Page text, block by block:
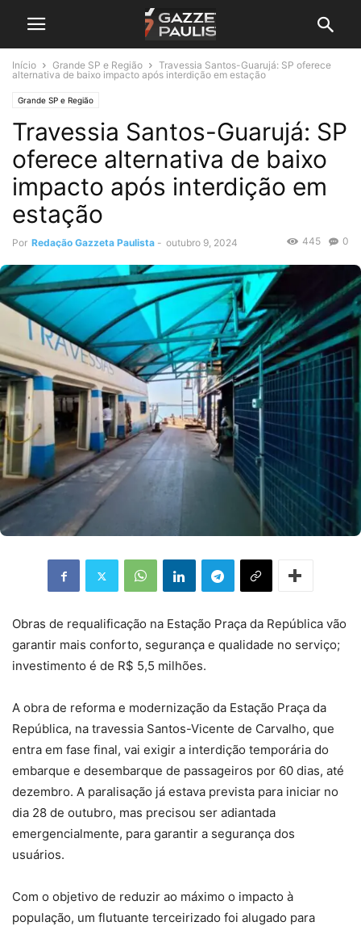
Início Grande SP e Região
Travessia Santos-Guarujá: SP oferece
alternativa de baixo impacto após interdição em estação
Grande SP e Região
Travessia Santos-Guarujá: SP
oferece alternativa de baixo
impacto após interdição em
estação
Por Redação Gazzeta Paulista - outubro 9, 2024 0
445
Obras de requalificação na Estação Praça da República vão
garantir mais conforto, segurança e qualidade no serviço;
investimento é de R$ 5,5 milhões.
A obra de reforma e modernização da Estação Praça da
República, na travessia Santos-Vicente de Carvalho, que
entra em fase final, vai exigir a interdição temporária do
embarque e desembarque de passageiros por 60 dias, até
dezembro. A paralisação já estava prevista para iniciar no
dia 28 de outubro, mas precisou ser adiantada
emergencialmente, para garantir a segurança dos
usuários.
Com o objetivo de reduzir ao máximo o impacto à
população, um flutuante terceirizado foi alugado para